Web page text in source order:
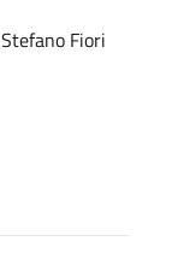
Stefano Fiori